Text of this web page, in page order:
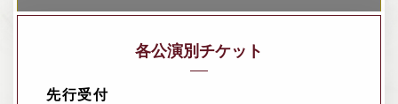
各公演別チケット
先行受付